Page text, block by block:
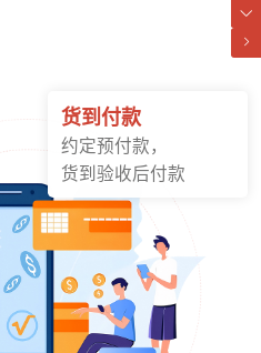
货到付款
约定预付款，
货到验收后付款